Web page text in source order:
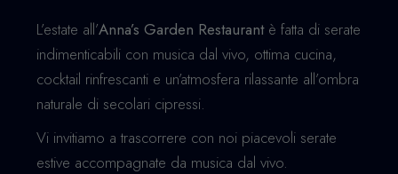
L’estate all’Anna’s Garden Restaurantè fatta di serate
indimenticabili con musica dal vivo, ottima cucina,
cocktail rinfrescanti e un’atmosfera rilassante all’ombra
naturale di secolari cipressi.
Vi invitiamo a trascorrere con noi piacevoli serate
estive accompagnate da musica dal vivo.